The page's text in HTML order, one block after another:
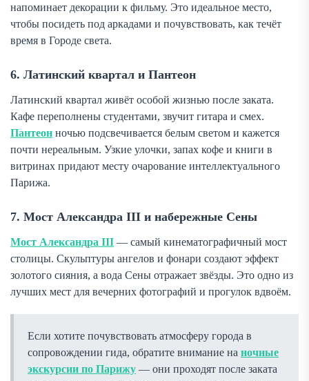
напоминает декорации к фильму. Это идеальное место,
чтобы посидеть под аркадами и почувствовать, как течёт
время в Городе света.
6. Латинский квартал и Пантеон
Латинский квартал живёт особой жизнью после заката.
Кафе переполнены студентами, звучит гитара и смех.
Пантеон ночью подсвечивается белым светом и кажется
почти нереальным. Узкие улочки, запах кофе и книги в
витринах придают месту очарование интеллектуального
Парижа.
7. Мост Александра III и набережные Сены
Мост Александра III — самый кинематографичный мост
столицы. Скульптуры ангелов и фонари создают эффект
золотого сияния, а вода Сены отражает звёзды. Это одно из
лучших мест для вечерних фотографий и прогулок вдвоём.
Если хотите почувствовать атмосферу города в
сопровождении гида, обратите внимание на ночные
экскурсии по Парижу — они проходят после заката